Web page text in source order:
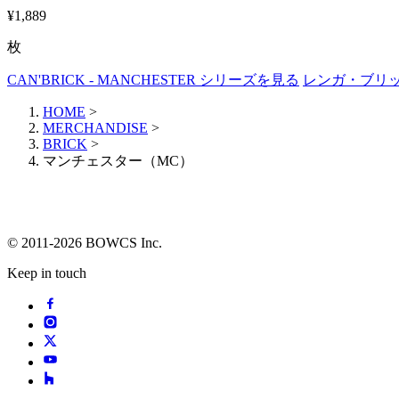
¥1,889
枚
CAN'BRICK - MANCHESTER シリーズを見る レンガ・ブリ
HOME >
MERCHANDISE >
BRICK >
マンチェスター（MC）
© 2011-2026 BOWCS Inc.
Keep in touch